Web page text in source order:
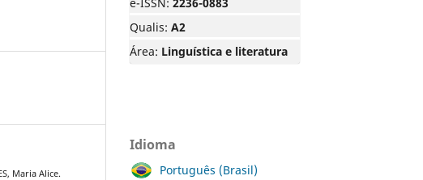
Maria Alice.
Qualis: A2
Área: Linguística e literatura
Idioma
Português (Brasil)